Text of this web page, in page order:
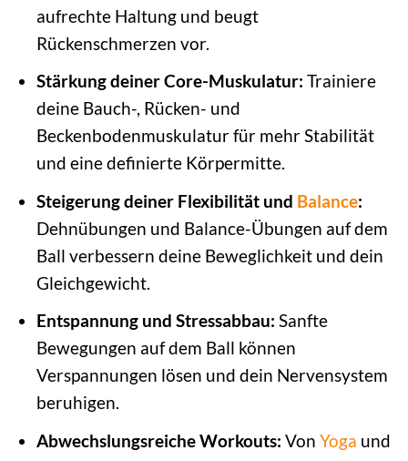
aufrechte Haltung und beugt
Rückenschmerzen vor.
Stärkung deiner Core-Muskulatur: Trainiere
deine Bauch-, Rücken- und
Beckenbodenmuskulatur für mehr Stabilität
und eine definierte Körpermitte.
Steigerung deiner Flexibilität und Balance:
Dehnübungen und Balance-Übungen auf dem
Ball verbessern deine Beweglichkeit und dein
Gleichgewicht.
Entspannung und Stressabbau: Sanfte
Bewegungen auf dem Ball können
Verspannungen lösen und dein Nervensystem
beruhigen.
Abwechslungsreiche Workouts: Von Yoga und